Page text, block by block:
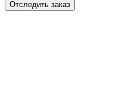
Отследить заказ